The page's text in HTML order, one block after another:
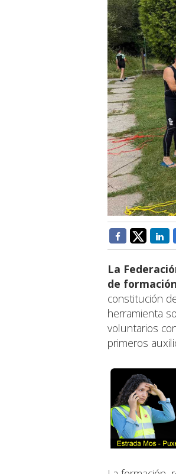
La
de
constitución
herramienta
voluntarios
primeros